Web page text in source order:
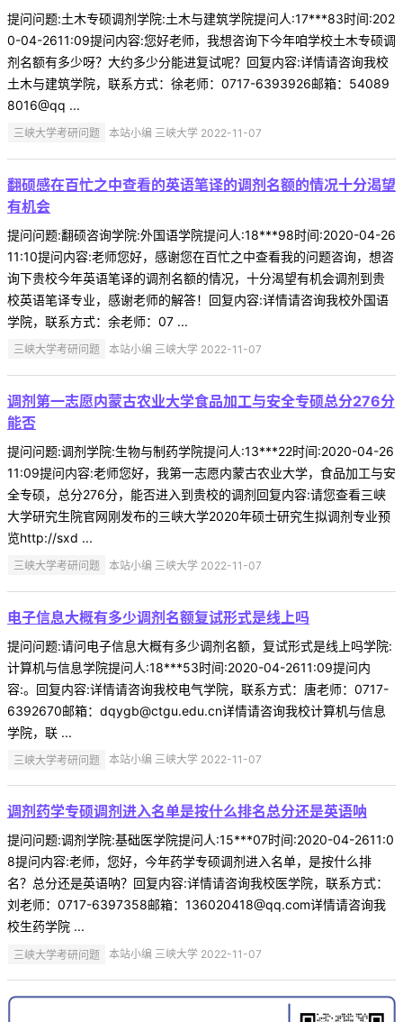
提问问题:土木专硕调剂学院:土木与建筑学院提问人:17***83时间:202
0-04-2611:09提问内容:您好老师，我想咨询下今年咱学校土木专硕调
剂名额有多少呀？大约多少分能进复试呢？回复内容:详情请咨询我校
土木与建筑学院，联系方式：徐老师：0717-6393926邮箱：54089
8016@qq ...
三峡大学考研问题 本站小编 三峡大学 2022-11-07
翻硕感在百忙之中查看的英语笔译的调剂名额的情况十分渴望
有机会
提问问题:翻硕咨询学院:外国语学院提问人:18***98时间:2020-04-26
11:10提问内容:老师您好，感谢您在百忙之中查看我的问题咨询，想咨
询下贵校今年英语笔译的调剂名额的情况，十分渴望有机会调剂到贵
校英语笔译专业，感谢老师的解答！回复内容:详情请咨询我校外国语
学院，联系方式：余老师：07 ...
三峡大学考研问题 本站小编 三峡大学 2022-11-07
调剂第一志愿内蒙古农业大学食品加工与安全专硕总分276分
能否
提问问题:调剂学院:生物与制药学院提问人:13***22时间:2020-04-26
11:09提问内容:老师您好，我第一志愿内蒙古农业大学，食品加工与安
全专硕，总分276分，能否进入到贵校的调剂回复内容:请您查看三峡
大学研究生院官网刚发布的三峡大学2020年硕士研究生拟调剂专业预
览http://sxd ...
三峡大学考研问题 本站小编 三峡大学 2022-11-07
电子信息大概有多少调剂名额复试形式是线上吗
提问问题:请问电子信息大概有多少调剂名额，复试形式是线上吗学院:
计算机与信息学院提问人:18***53时间:2020-04-2611:09提问内
容:。回复内容:详情请咨询我校电气学院，联系方式：唐老师：0717-
6392670邮箱：dqygb@ctgu.edu.cn详情请咨询我校计算机与信息
学院，联 ...
三峡大学考研问题 本站小编 三峡大学 2022-11-07
调剂药学专硕调剂进入名单是按什么排名总分还是英语呐
提问问题:调剂学院:基础医学院提问人:15***07时间:2020-04-2611:0
8提问内容:老师，您好，今年药学专硕调剂进入名单，是按什么排
名？总分还是英语呐？回复内容:详情请咨询我校医学院，联系方式：
刘老师：0717-6397358邮箱：136020418@qq.com详情请咨询我
校生药学院 ...
三峡大学考研问题 本站小编 三峡大学 2022-11-07